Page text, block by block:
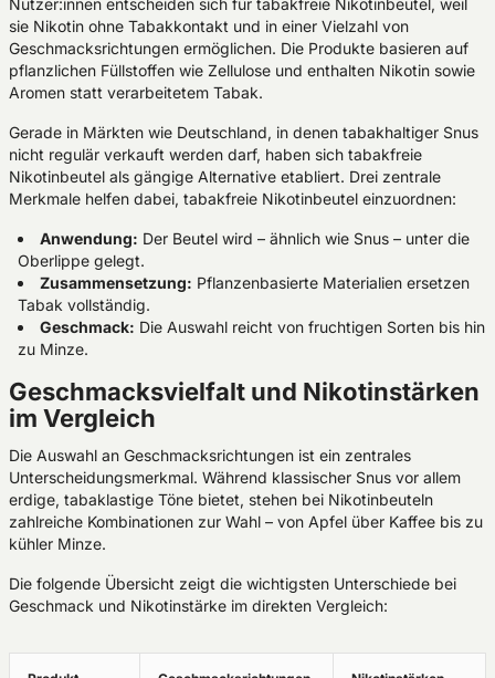
Nutzer:innen entscheiden sich für tabakfreie Nikotinbeutel, weil
sie Nikotin ohne Tabakkontakt und in einer Vielzahl von
Geschmacksrichtungen ermöglichen. Die Produkte basieren auf
pflanzlichen Füllstoffen wie Zellulose und enthalten Nikotin sowie
Aromen statt verarbeitetem Tabak.
Gerade in Märkten wie Deutschland, in denen tabakhaltiger Snus
nicht regulär verkauft werden darf, haben sich tabakfreie
Nikotinbeutel als gängige Alternative etabliert. Drei zentrale
Merkmale helfen dabei, tabakfreie Nikotinbeutel einzuordnen:
Anwendung: Der Beutel wird – ähnlich wie Snus – unter die
Oberlippe gelegt.
Zusammensetzung: Pflanzenbasierte Materialien ersetzen
Tabak vollständig.
Geschmack: Die Auswahl reicht von fruchtigen Sorten bis hin
zu Minze.
Geschmacksvielfalt und Nikotinstärken
im Vergleich
Die Auswahl an Geschmacksrichtungen ist ein zentrales
Unterscheidungsmerkmal. Während klassischer Snus vor allem
erdige, tabaklastige Töne bietet, stehen bei Nikotinbeuteln
zahlreiche Kombinationen zur Wahl – von Apfel über Kaffee bis zu
kühler Minze.
Die folgende Übersicht zeigt die wichtigsten Unterschiede bei
Geschmack und Nikotinstärke im direkten Vergleich: